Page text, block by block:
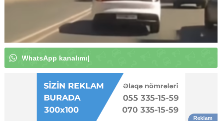
WhatsApp kanalımız